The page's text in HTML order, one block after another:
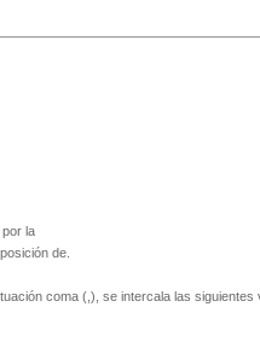
la
de.
coma (,), se intercala las siguientes